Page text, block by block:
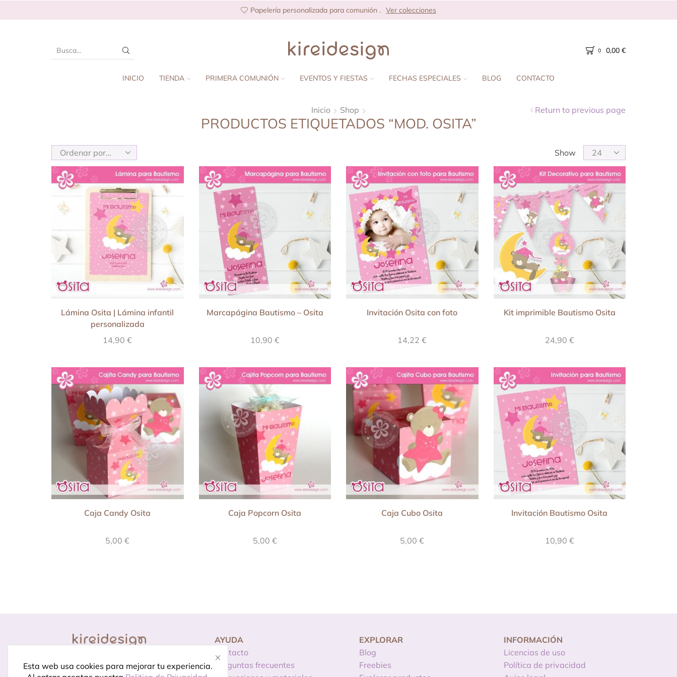
Papelería personalizada para comunión . Ver colecciones
0 0,00 €
INICIO TIENDA PRIMERA COMUNIÓN EVENTOS Y FIESTAS FECHAS ESPECIALES BLOG CONTACTO
Inicio Shop
PRODUCTOS ETIQUETADOS “MOD. OSITA”
Return to previous page
Show
Lámina Osita | Lámina infantil
personalizada
14,90€
Marcapágina Bautismo – Osita
10,90 €
Invitación Osita con foto
14,22€
Kit imprimible Bautismo Osita
24,90 €
Caja Candy Osita
5,00€
Caja Popcorn Osita
5,00 €
Caja Cubo Osita
5,00€
Invitación Bautismo Osita
10,90 €
Esta web usa cookies para mejorar tu experiencia.
especiales.Porque celebrar
AYUDA
Contacto
Preguntas frecuentes
EXPLORAR
Blog
Freebies
INFORMACIÓN
Licencias de uso
Política de privacidad